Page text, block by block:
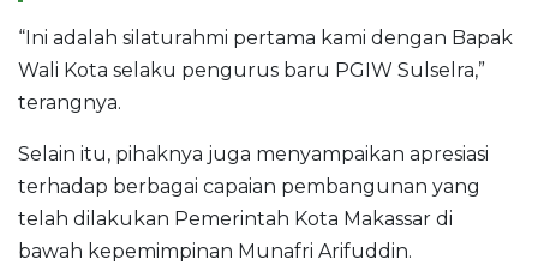
“Ini adalah silaturahmi pertama kami dengan Bapak
Wali Kota selaku pengurus baru PGIW Sulselra,”
terangnya.
Selain itu, pihaknya juga menyampaikan apresiasi
terhadap berbagai capaian pembangunan yang
telah dilakukan Pemerintah Kota Makassar di
bawah kepemimpinan Munafri Arifuddin.